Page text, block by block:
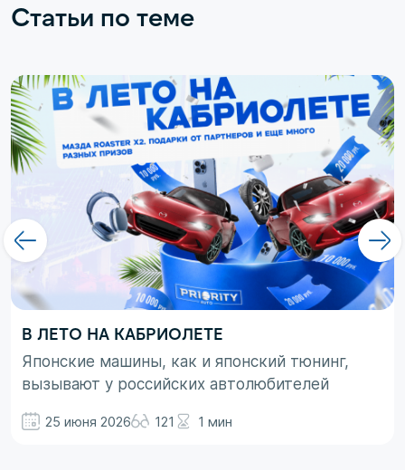
Статьи по теме
В ЛЕТО НА КАБРИОЛЕТЕ
Японские машины, как и японский тюнинг,
вызывают у российских автолюбителей
просто ассоциируются с вполне понятными
25 июня 2026 121 1 мин